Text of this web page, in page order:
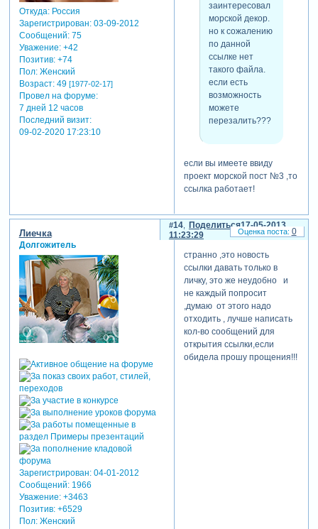
Откуда:Россия
Зарегистрирован: 03-09-2012
Сообщений:75
Уважение: +42
Позитив: +74
Пол:Женский
Возраст:49 [1977-02-17]
Провел на форуме:
7 дней 12 часов
Последний визит:
09-02-2020 17:23:10
заинтересовал
морской декор.
но к сожалению
по данной
ссылке нет
такого файла.
если есть
возможность
можете
перезалить???
если вы имеете ввиду
проект морской пост №3 ,то
ссылка работает!
Поделиться
14
17-05-2013
11:23:29
Лиечка
Долгожитель
Зарегистрирован: 04-01-2012
Сообщений:1966
Уважение: +3463
Позитив: +6529
Пол:Женский
странно ,это новость
ссылки давать только в
личку, это же неудобно и
не каждый попросит
,думаю от этого надо
отходить , лучше написать
кол-во сообщений для
открытия ссылки,если
обидела прошу прощения!!!
0